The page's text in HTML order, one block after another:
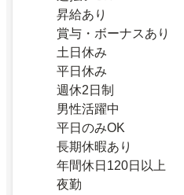
昇給あり
賞与・ボーナスあり
土日休み
平日休み
週休2日制
男性活躍中
平日のみOK
長期休暇あり
年間休日120日以上
夜勤